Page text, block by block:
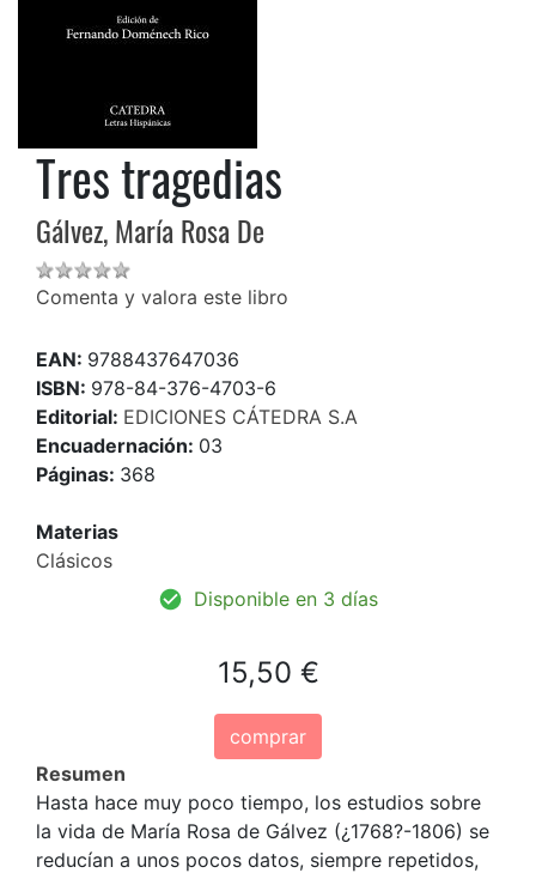
Tres tragedias
Gálvez, María Rosa De
Comenta y valora este libro
EAN: 9788437647036
ISBN: 978-84-376-4703-6
Editorial: EDICIONES CÁTEDRA S.A
Encuadernación: 03
Páginas: 368
Materias
Clásicos
Disponible en 3 días
15,50 €
comprar
Resumen
Hasta hace muy poco tiempo, los estudios sobre
la vida de María Rosa de Gálvez (¿1768?-1806) se
reducían a unos pocos datos, siempre repetidos,